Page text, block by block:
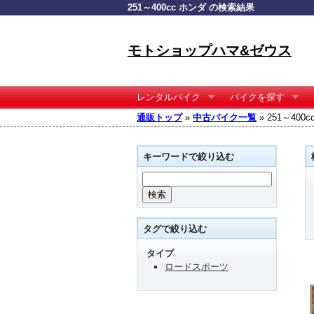
251～400cc ホンダ の検索結果
モトショップハマ&ゼウス
レンタルバイク
バイクを探す
通販トップ» 中古バイク一覧 » 251～
キーワードで絞り込む
タグで絞り込む
タイプ
ロードスポーツ